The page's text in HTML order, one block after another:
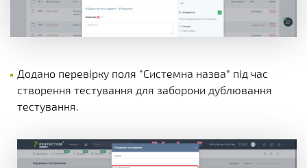
Додано перевірку поля “Системна назва” під час
створення тестування для заборони дублювання
тестування.